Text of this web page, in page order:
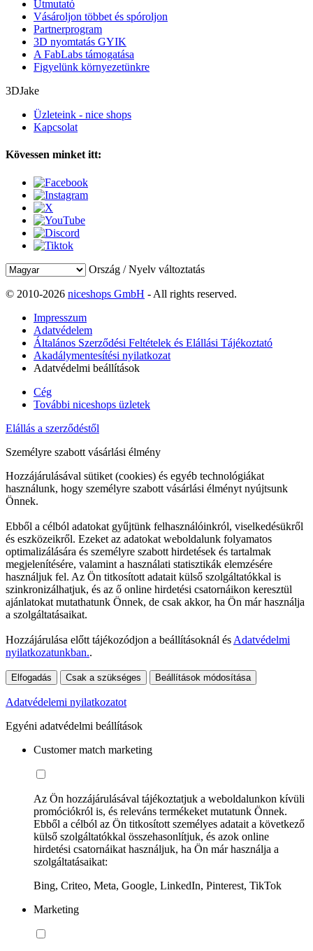
Útmutató
Vásároljon többet és spóroljon
Partnerprogram
3D nyomtatás GYIK
A FabLabs támogatása
Figyelünk környezetünkre
3DJake
Üzleteink - nice shops
Kapcsolat
Kövessen minket itt:
Ország / Nyelv változtatás
© 2010-2026 niceshops GmbH - All rights reserved.
Impresszum
Adatvédelem
Általános Szerződési Feltételek és Elállási Tájékoztató
Akadálymentesítési nyilatkozat
Adatvédelmi beállítások
Cég
További niceshops üzletek
Elállás a szerződéstől
Személyre szabott vásárlási élmény
Hozzájárulásával sütiket (cookies) és egyéb technológiákat
használunk, hogy személyre szabott vásárlási élményt nyújtsunk
Önnek.
Ebből a célból adatokat gyűjtünk felhasználóinkról, viselkedésükről
és eszközeikről. Ezeket az adatokat weboldalunk folyamatos
optimalizálására és személyre szabott hirdetések és tartalmak
megjelenítésére, valamint a használati statisztikák elemzésére
használjuk fel. Az Ön titkosított adatait külső szolgáltatókkal is
szinkronizálhatjuk, és az ő online hirdetési csatornáikon keresztül
ajánlatokat mutathatunk Önnek, de csak akkor, ha Ön már használja
a szolgáltatásaikat.
Hozzájárulása előtt tájékozódjon a beállításoknál és Adatvédelmi
nyilatkozatunkban..
Elfogadás Csak a szükséges Beállítások módosítása
Adatvédelemi nyilatkozatot
Egyéni adatvédelmi beállítások
Customer match marketing
Az Ön hozzájárulásával tájékoztatjuk a weboldalunkon kívüli
promóciókról is, és releváns termékeket mutatunk Önnek.
Ebből a célból az Ön titkosított személyes adatait a következő
külső szolgáltatókkal összehasonlítjuk, és azok online
hirdetési csatornáikat használjuk, ha Ön már használja a
szolgáltatásaikat:
Bing, Criteo, Meta, Google, LinkedIn, Pinterest, TikTok
Marketing